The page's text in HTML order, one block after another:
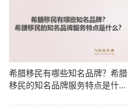
希腊移民有哪些知名品牌？希腊
移民的知名品牌服务特点是什